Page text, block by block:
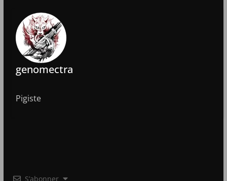
genomectra
Pigiste
S’abonner